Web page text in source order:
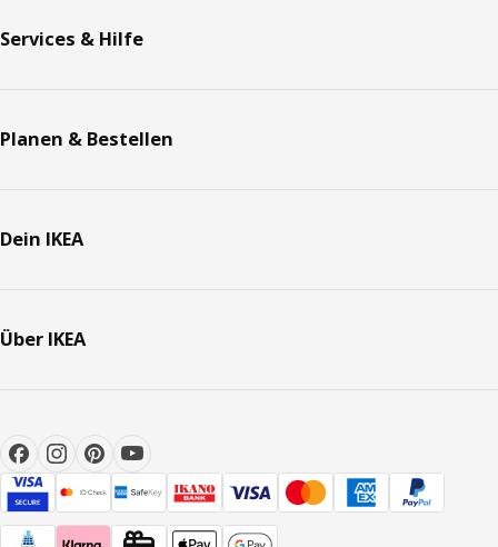
Services & Hilfe
Planen & Bestellen
Dein IKEA
Über IKEA